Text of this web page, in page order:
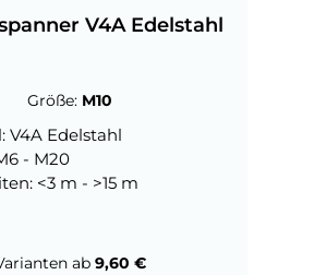
V4A Edelstahl
Größe: M10
V4A Edelstahl
- M20
<3 m - >15 m
ab9,60 €